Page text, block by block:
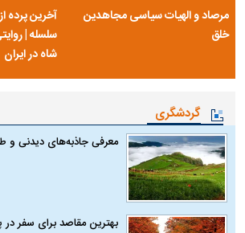
مرصاد و الهیات سیاسی مجاهدین
خلق
آخرین
سلسله |
شاه در ایران
گردشگری
معرفی جاذبه‌های دیدنی و
بهترین مقاصد برای سفر در